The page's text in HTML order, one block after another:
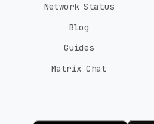
Network Status
Blog
Guides
Matrix Chat